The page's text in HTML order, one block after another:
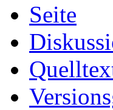
Seite